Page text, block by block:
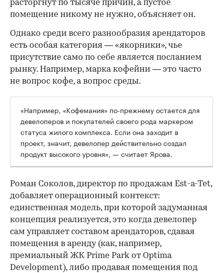
расторгнут по тысяче причин, а пустое
помещение никому не нужно, объясняет он.
Однако среди всего разнообразия арендаторов
есть особая категория — «якорники», чье
присутствие само по себе является посланием
рынку. Например, марка кофейни — это часто
не вопрос кофе, а вопрос среды.
«Например, «Кофемания» по-прежнему остается для
девелоперов и покупателей своего рода маркером
статуса жилого комплекса. Если она заходит в
проект, значит, девелопер действительно создал
продукт высокого уровня», — считает Ярова.
Роман Соколов, директор по продажам Est-a-Tet,
добавляет операционный контекст:
единственная модель, при которой задуманная
концепция реализуется, это когда девелопер
сам управляет составом арендаторов, сдавая
помещения в аренду (как, например,
премиальный ЖК Prime Park от Optima
Development), либо продавая помещения под